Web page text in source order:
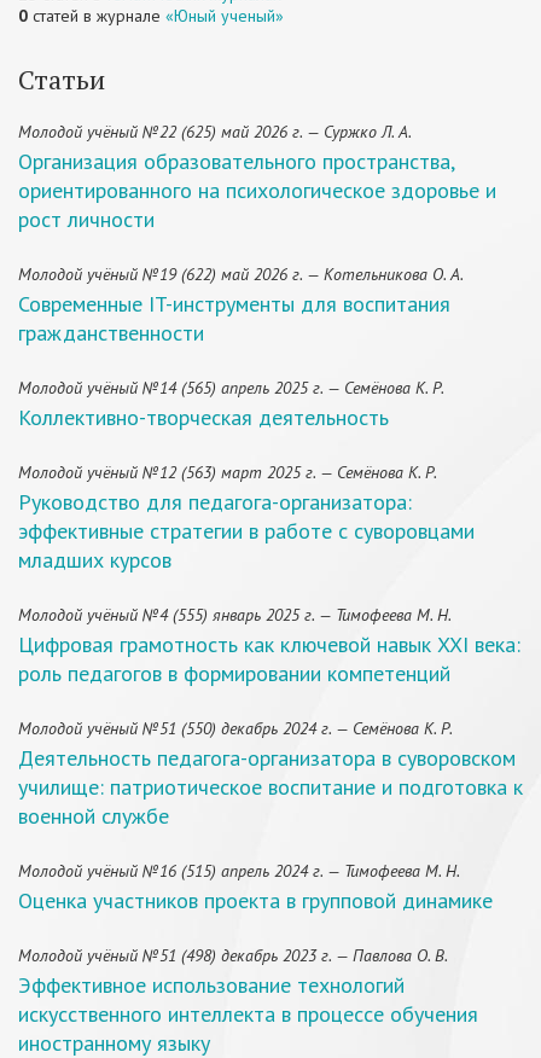
0 статей в журнале «Юный ученый»
Статьи
Молодой учёный №22 (625) май 2026 г. — Суржко Л. А.
Организация образовательного пространства,
ориентированного на психологическое здоровье и
рост личности
Молодой учёный №19 (622) май 2026 г. — Котельникова О. А.
Современные IT-инструменты для воспитания
гражданственности
Молодой учёный №14 (565) апрель 2025 г. — Семёнова К. Р.
Коллективно-творческая деятельность
Молодой учёный №12 (563) март 2025 г. — Семёнова К. Р.
Руководство для педагога-организатора:
эффективные стратегии в работе с суворовцами
младших курсов
Молодой учёный №4 (555) январь 2025 г. — Тимофеева М. Н.
Цифровая грамотность как ключевой навык XXI века:
роль педагогов в формировании компетенций
Молодой учёный №51 (550) декабрь 2024 г. — Семёнова К. Р.
Деятельность педагога-организатора в суворовском
училище: патриотическое воспитание и подготовка к
военной службе
Молодой учёный №16 (515) апрель 2024 г. — Тимофеева М. Н.
Оценка участников проекта в групповой динамике
Молодой учёный №51 (498) декабрь 2023 г. — Павлова О. В.
Эффективное использование технологий
искусственного интеллекта в процессе обучения
иностранному языку